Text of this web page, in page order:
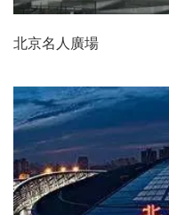
北京名人廣場